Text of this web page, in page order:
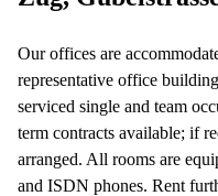
Pièce
Rolle
Bahnhofstrasse
10 Zürich
Our offices are
representative office
serviced single and team
term contracts available; if
arranged. All rooms are
and ISDN phones. Rent